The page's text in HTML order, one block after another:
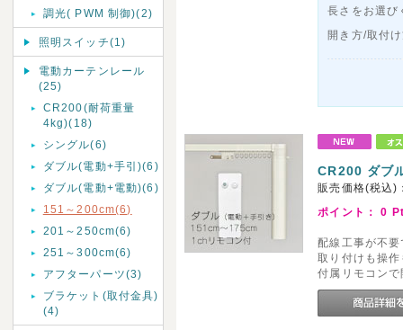
調光( PWM 制御)(2)
照明スイッチ(1)
電動カーテンレール
(25)
CR200(耐荷重量
4kg)(18)
シングル(6)
ダブル(電動+手引)(6)
ダブル(電動+電動)(6)
151～200cm(6)
201～250cm(6)
251～300cm(6)
アフターパーツ(3)
ブラケット(取付金具)
(4)
長さをお選
開き方/取付
CR200 ダブ
販売価格(税込)
ポイント：0
配線工事が不
取り付けも操
付属リモコン